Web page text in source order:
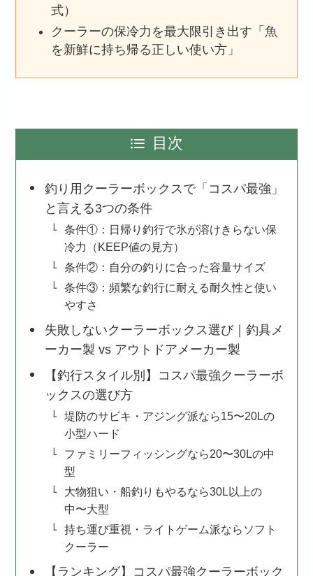
式）
クーラーの保冷力を最大限引き出す「魚
を新鮮に持ち帰る正しい使い方」
目次
釣り用クーラーボックスで「コスパ最強」
と言える3つの条件
条件①：日帰り釣行で氷が溶けきらない保
冷力（KEEP値の見方）
条件②：自分の釣りに合った容量サイズ
条件③：頻繁な釣行に耐える耐久性と使い
やすさ
失敗しないクーラーボックス選び｜釣具メ
ーカー製 vs アウトドアメーカー製
【釣行スタイル別】コスパ最強クーラーボ
ックスの選び方
堤防のサビキ・アジング派なら15〜20Lの
小型ハード
ファミリーフィッシングなら20〜30Lの中
型
大物狙い・船釣りもやるなら30L以上の
中〜大型
持ち運び重視・ライトゲーム派ならソフト
クーラー
【ランキング】コスパ最強クーラーボック